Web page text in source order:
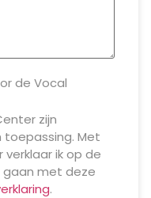
de Vocal
zijn
toepassing. Met
ik op de
met deze
.